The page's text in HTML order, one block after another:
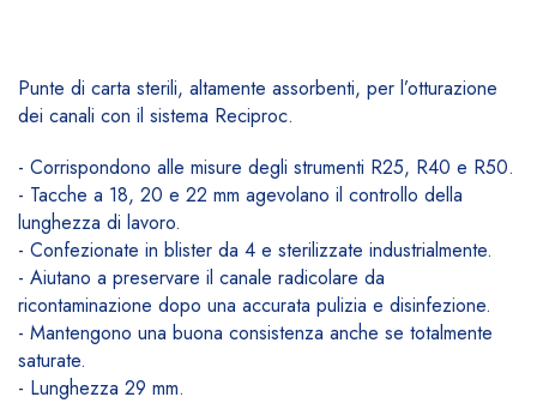
Punte di carta sterili, altamente assorbenti, per l’otturazione
dei canali con il sistema Reciproc.
- Corrispondono alle misure degli strumenti R25, R40 e R50.
- Tacche a 18, 20 e 22 mm agevolano il controllo della
lunghezza di lavoro.
- Confezionate in blister da 4 e sterilizzate industrialmente.
- Aiutano a preservare il canale radicolare da
ricontaminazione dopo una accurata pulizia e disinfezione.
- Mantengono una buona consistenza anche se totalmente
saturate.
- Lunghezza 29 mm.